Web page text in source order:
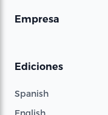
Empresa
Ediciones
Spanish
English